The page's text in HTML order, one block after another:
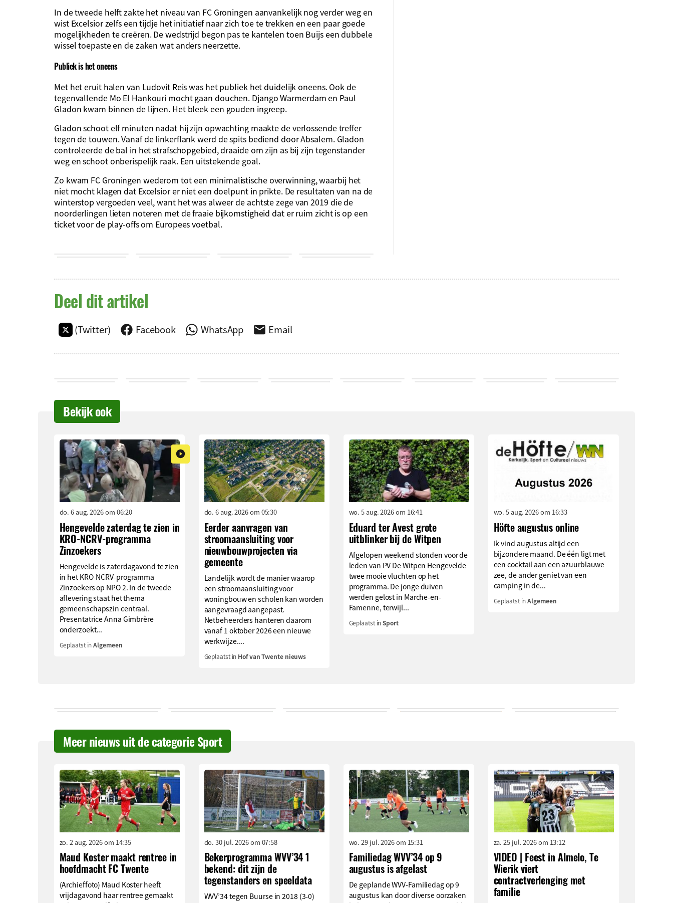
In de tweede helft zakte het niveau van FC Groningen aanvankelijk nog verder weg en
wist Excelsior zelfs een tijdje het initiatief naar zich toe te trekken en een paar goede
mogelijkheden te creëren. De wedstrijd begon pas te kantelen toen Buijs een dubbele
wissel toepaste en de zaken wat anders neerzette.
Publiek is het oneens
Met het eruit halen van Ludovit Reis was het publiek het duidelijk oneens. Ook de
tegenvallende Mo El Hankouri mocht gaan douchen. Django Warmerdam en Paul
Gladon kwam binnen de lijnen. Het bleek een gouden ingreep.
Gladon schoot elf minuten nadat hij zijn opwachting maakte de verlossende treffer
tegen de touwen. Vanaf de linkerflank werd de spits bediend door Absalem. Gladon
controleerde de bal in het strafschopgebied, draaide om zijn as bij zijn tegenstander
weg en schoot onberispelijk raak. Een uitstekende goal.
Zo kwam FC Groningen wederom tot een minimalistische overwinning, waarbij het
niet mocht klagen dat Excelsior er niet een doelpunt in prikte. De resultaten van na de
winterstop vergoeden veel, want het was alweer de achtste zege van 2019 die de
noorderlingen lieten noteren met de fraaie bijkomstigheid dat er ruim zicht is op een
ticket voor de play-offs om Europees voetbal.
Deel dit artikel
(Twitter) Facebook WhatsApp Email
Bekijk ook
do. 6 aug. 2026 om 06:20
Hengevelde zaterdag te zien in
KRO-NCRV-programma
Zinzoekers
Hengevelde is zaterdagavond te zien
in het KRO-NCRV-programma
Zinzoekers op NPO 2. In de tweede
aflevering staat het thema
gemeenschapszin centraal.
Presentatrice Anna Gimbrère
onderzoekt...
Geplaatst inAlgemeen
do. 6 aug. 2026 om 05:30
Eerder aanvragen van
stroomaansluiting voor
nieuwbouwprojecten via
gemeente
Landelijk wordt de manier waarop
een stroomaansluiting voor
woningbouw en scholen kan worden
aangevraagd aangepast.
Netbeheerders hanteren daarom
vanaf 1 oktober 2026 een nieuwe
werkwijze....
Geplaatst in Hof van Twente nieuws
wo. 5 aug. 2026 om 16:41
Eduard ter Avest grote
uitblinker bij de Witpen
Afgelopen weekend stonden voor de
leden van PV De Witpen Hengevelde
twee mooie vluchten op het
programma. De jonge duiven
werden gelost in Marche-en-
Famenne, terwijl...
Geplaatst inSport
wo. 5 aug. 2026 om 16:33
Höfte augustus online
Ik vind augustus altijd een
bijzondere maand. De één ligt met
een cocktail aan een azuurblauwe
zee, de ander geniet van een
camping in de...
Geplaatst inAlgemeen
Meer nieuws uit de categorie Sport
zo. 2 aug. 2026 om 14:35
Maud Koster maakt rentree in
hoofdmacht FC Twente
(Archieffoto) Maud Koster heeft
vrijdagavond haar rentree gemaakt
do. 30 jul. 2026 om 07:58
Bekerprogramma WVV’34 1
bekend: dit zijn de
tegenstanders en speeldata
WVV’34 tegen Buurse in 2018 (3-0)
wo. 29 jul. 2026 om 15:31
Familiedag WVV’34 op 9
augustus is afgelast
De geplande WVV-Familiedag op 9
augustus kan door diverse oorzaken
za. 25 jul. 2026 om 13:12
VIDEO | Feest in Almelo, Te
Wierik viert
contractverlenging met
familie